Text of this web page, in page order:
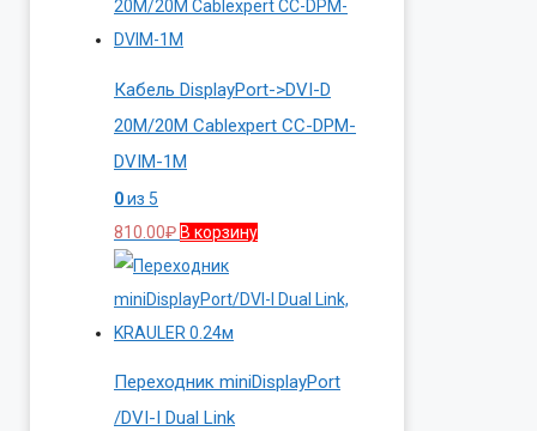
Кабель DisplayPort->DVI-D
20M/20M Cablexpert CC-DPM-
DVIM-1M
0из 5
810.00₽ В корзину
Переходник miniDisplayPort
/DVI-I Dual Link